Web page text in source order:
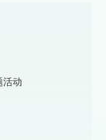
活动